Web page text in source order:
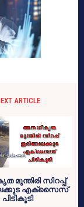
ARTICLE
മുന്തിരി സിറപ്പ്
എക്‌സൈസ്
പിടികൂടി